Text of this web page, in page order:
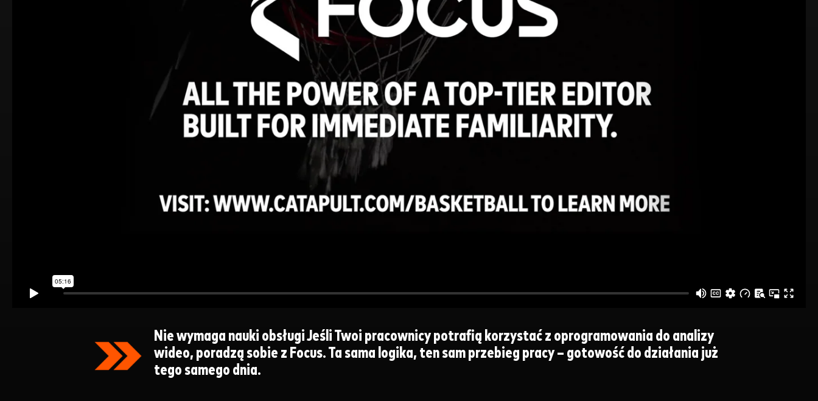
Nie wymaga nauki obsługiJeśli Twoi pracownicy potrafią korzystać z oprogramowania do analizy
wideo, poradzą sobie z Focus. Ta sama logika, ten sam przebieg pracy – gotowość do działania już
tego samego dnia.